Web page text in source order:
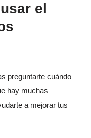
el
preguntarte cuándo
hay muchas
a mejorar tus